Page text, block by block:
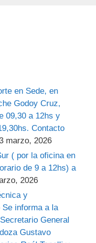
en Sede, en
Godoy Cruz,
09,30 a 12hs y
Contacto
marzo, 2026
( por la oficina en
de 9 a 12hs) a
2026
y
informa a la
General
Gustavo